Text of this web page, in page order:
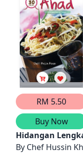
RM 5.50
Buy Now
Hidangan
By Chef Hussin